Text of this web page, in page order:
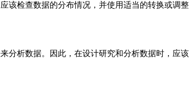
该检查数据的分布情况，并使用适当的转换或调整
分析数据。因此，在设计研究和分析数据时，应该